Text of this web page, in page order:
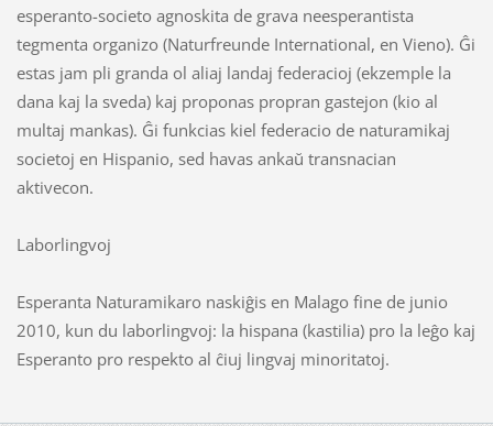
esperanto-societo agnoskita de grava neesperantista
tegmenta organizo (Naturfreunde International, en Vieno). Ĝi
estas jam pli granda ol aliaj landaj federacioj (ekzemple la
dana kaj la sveda) kaj proponas propran gastejon (kio al
multaj mankas). Ĝi funkcias kiel federacio de naturamikaj
societoj en Hispanio, sed havas ankaŭ transnacian
aktivecon.
Laborlingvoj
Esperanta Naturamikaro naskiĝis en Malago fine de junio
2010, kun du laborlingvoj: la hispana (kastilia) pro la leĝo kaj
Esperanto pro respekto al ĉiuj lingvaj minoritatoj.